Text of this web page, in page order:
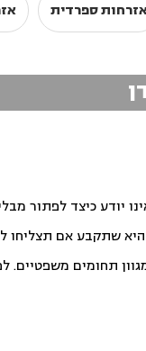
ספרדית
יודע כיצד לפתור
שתקבע אם תצליחו
תחומים משפטיים.